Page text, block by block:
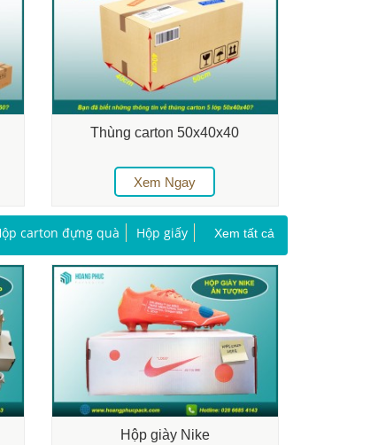
Thùng carton 50x40x40
Xem Ngay
carton đựng quà Hộp giấy Xem tất cả
Hộp giày Nike